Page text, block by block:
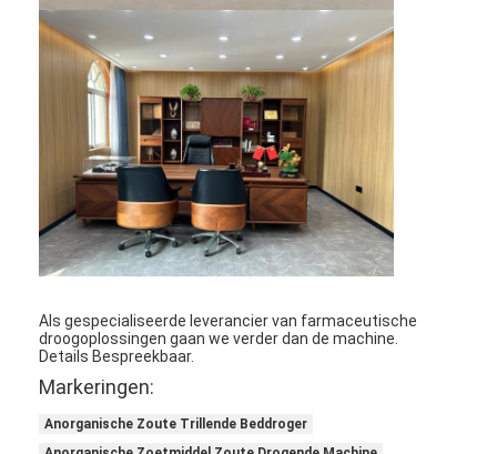
Thuis
Producten
Over ons
Als gespecialiseerde leverancier van farmaceutische
droogoplossingen gaan we verder dan de machine.
Details Bespreekbaar.
Markeringen:
Anorganische Zoute Trillende Beddroger